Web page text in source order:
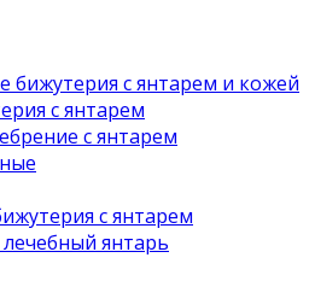
бижутерия с янтарем и кожей
с янтарем
с янтарем
с янтарем
янтарь